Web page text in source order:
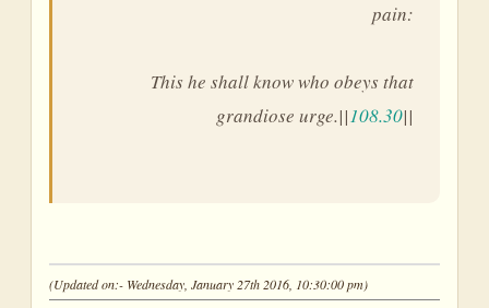
pain:
This he shall know who obeys that
grandiose urge.||108.30||
(Updated on:- Wednesday, January 27th 2016, 10:30:00 pm)